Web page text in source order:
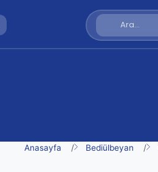
Anasayfa Bediülbeyan